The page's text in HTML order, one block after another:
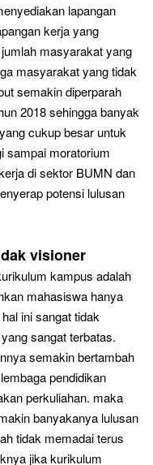
lapangan
kerja yang
masyarakat yang
masyarakat yang tidak
semakin diperparah
2018sehingga banyak
cukup besar untuk
sampai moratorium
di sektor BUMN dan
ap potensi lulusan
visioner
kampus adalah
mahasiswa hanya
ini sangat tidak
sangat terbatas.
semakin bertambah
pendidikan
perkuliahan. maka
banyakanya lulusan
tidak memadai terus
jika kurikulum